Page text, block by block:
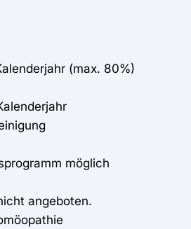
(max. 80%)
möglich
angeboten.